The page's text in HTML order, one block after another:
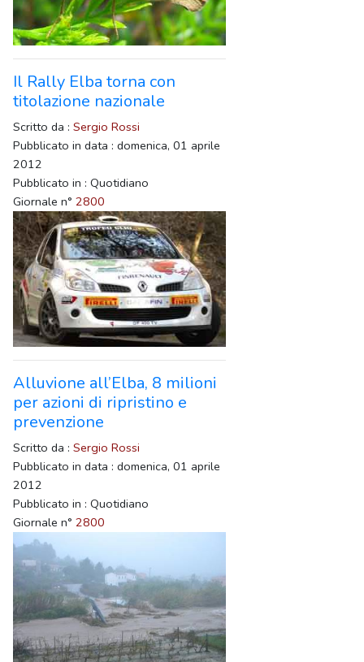
Il Rally Elba torna con
titolazione nazionale
Scritto da : Sergio Rossi
Pubblicato in data : domenica, 01 aprile
2012
Pubblicato in : Quotidiano
Giornale n° 2800
Alluvione all’Elba, 8 milioni
per azioni di ripristino e
prevenzione
Scritto da : Sergio Rossi
Pubblicato in data : domenica, 01 aprile
2012
Pubblicato in : Quotidiano
Giornale n° 2800